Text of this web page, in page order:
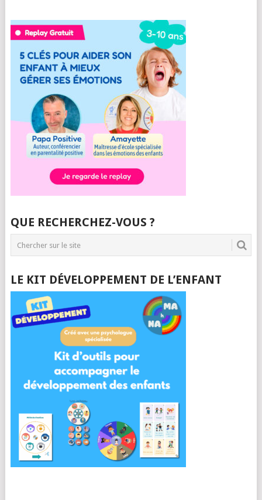
QUE RECHERCHEZ-VOUS ?
LE KIT DÉVELOPPEMENT DE L’ENFANT